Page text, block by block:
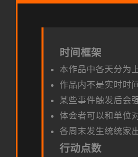
时间框架
本作品中各天分为
作品内不是实时时
某些事件触发后会
体会者可以和单位
各周末发生统统家
行动点数